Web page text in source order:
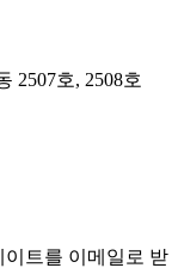
2507호, 2508호
트를 이메일로 받